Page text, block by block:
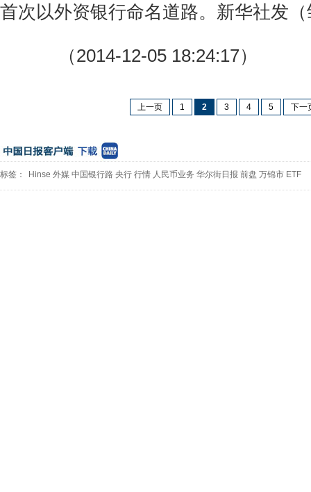
首次以外资银行命名道路。新华社发
（2014-12-05 18:24:17）
上一页 1 2 3 4 5 下一
标签： Hinse 外媒 中国银行路 央行 行情 人民币业务 华尔街日报 前盘 万锦市 ETF